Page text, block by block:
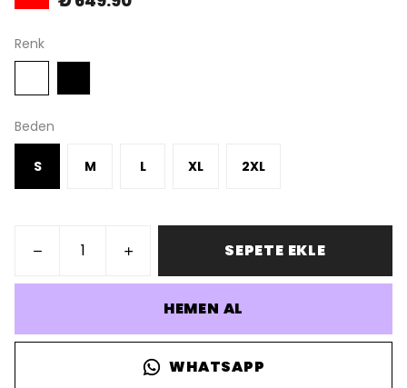
Renk
Beden
S M L XL 2XL
SEPETE EKLE
HEMEN AL
WHATSAPP